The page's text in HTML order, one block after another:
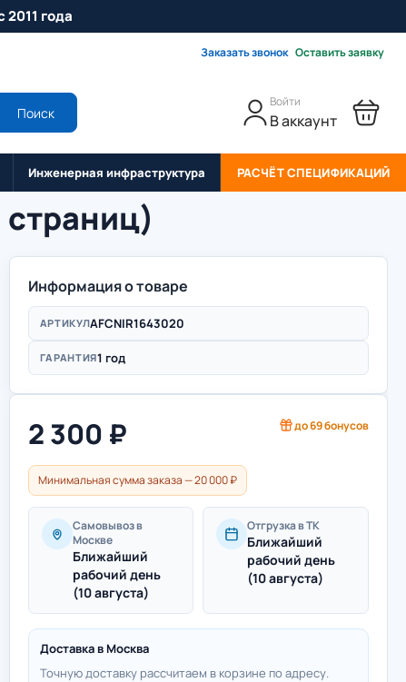
2011 года
Заказать звонок Оставить заявку
Поиск
Войти
В аккаунт
Инженерная инфраструктура РАСЧЁТ СПЕЦИФИКАЦИЙ
Информация о товаре
АРТИКУЛAFCNIR1643020
ГАРАНТИЯ1 год
2 300 ₽ до69бонусов
Минимальная сумма заказа — 20 000 ₽
Самовывоз в
Москве
Ближайший
рабочий день
(10 августа)
Отгрузка в ТК
Ближайший
рабочий день
(10 августа)
Доставка в Москва
Точную доставку рассчитаем в корзине по адресу.